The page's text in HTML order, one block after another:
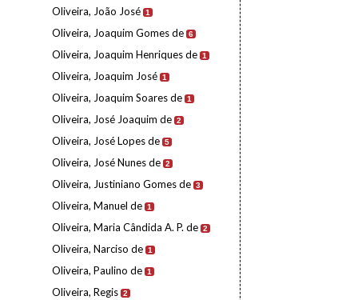
Oliveira, João José 1
Oliveira, Joaquim Gomes de 6
Oliveira, Joaquim Henriques de 1
Oliveira, Joaquim José 1
Oliveira, Joaquim Soares de 1
Oliveira, José Joaquim de 2
Oliveira, José Lopes de 5
Oliveira, José Nunes de 2
Oliveira, Justiniano Gomes de 3
Oliveira, Manuel de 1
Oliveira, Maria Cândida A. P. de 2
Oliveira, Narciso de 1
Oliveira, Paulino de 1
Oliveira, Regis 2